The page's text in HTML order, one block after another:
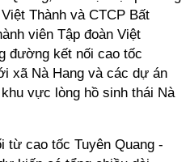
Thành và CTCP Bất
viên Tập đoàn Việt
đường kết nối cao tốc
xã Nà Hang và các dự án
vực lòng hồ sinh thái Nà
từ cao tốc Tuyên Quang -